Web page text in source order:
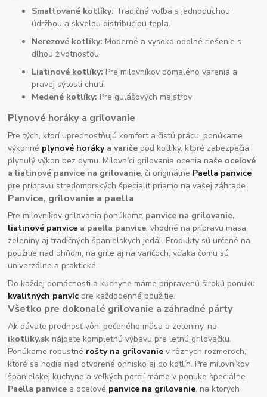
Smaltované kotlíky: Tradičná voľba s jednoduchou
údržbou a skvelou distribúciou tepla.
Nerezové kotlíky: Moderné a vysoko odolné riešenie s
dlhou životnosťou.
Liatinové kotlíky: Pre milovníkov pomalého varenia a
pravej sýtosti chutí.
Medené kotlíky: Pre gulášových majstrov
Plynové horáky a grilovanie
Pre tých, ktorí uprednostňujú komfort a čistú prácu, ponúkame
výkonné plynové horákya variče pod kotlíky, ktoré zabezpečia
plynulý výkon bez dymu. Milovníci grilovania ocenia naše oceľové
a liatinové panvice na grilovanie, či originálne Paella panvice
pre prípravu stredomorských špecialít priamo na vašej záhrade.
Panvice, grilovanie a paella
Pre milovníkov grilovania ponúkame panvice na grilovanie,
liatinové panvice a paella panvice, vhodné na prípravu mäsa,
zeleniny aj tradičných španielskych jedál. Produkty sú určené na
použitie nad ohňom, na grile aj na varičoch, vďaka čomu sú
univerzálne a praktické.
Do každej domácnosti a kuchyne máme pripravenú širokú ponuku
kvalitných panvíc pre každodenné použitie.
Všetko pre dokonalé grilovanie a záhradné párty
Ak dávate prednosť vôni pečeného mäsa a zeleniny, na
ikotliky.sk nájdete kompletnú výbavu pre letnú grilovačku.
Ponúkame robustné rošty na grilovanie v rôznych rozmeroch,
ktoré sa hodia nad otvorené ohnisko aj do kotlín. Pre milovníkov
španielskej kuchyne a veľkých porcií máme v ponuke špeciálne
Paella panvice a oceľové panvice na grilovanie, na ktorých